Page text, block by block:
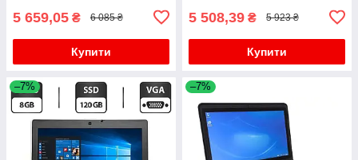
5 659,05 ₴ 6 085 ₴
Купити
5 508,39 ₴ 5 923 ₴
Купити
–7% –7%